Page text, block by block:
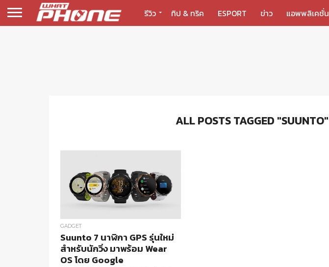
รีวิว ทิป & ทริค ESPORT ข่าว แอพพลิเคชั่น
ALL POSTS TAGGED "SUUNTO"
GADGET
Suunto 7 นาฬิกา GPS รุ่นใหม่
สำหรับนักวิ่ง มาพร้อม Wear
OS โดย Google